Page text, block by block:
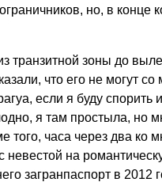
но, в
транзитной зоны до
что его не могут со
если я буду спорить
я там простыла, но
того, часа через два ко
невестой на
загранпаспорт в 2012